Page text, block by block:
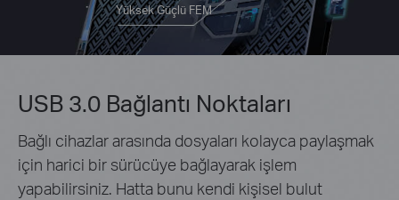
Yüksek Güçlü FEM
USB 3.0 Bağlantı Noktaları
Bağlı cihazlar arasında dosyaları kolayca paylaşmak
için harici bir sürücüye bağlayarak işlem
yapabilirsiniz. Hatta bunu kendi kişisel bulut